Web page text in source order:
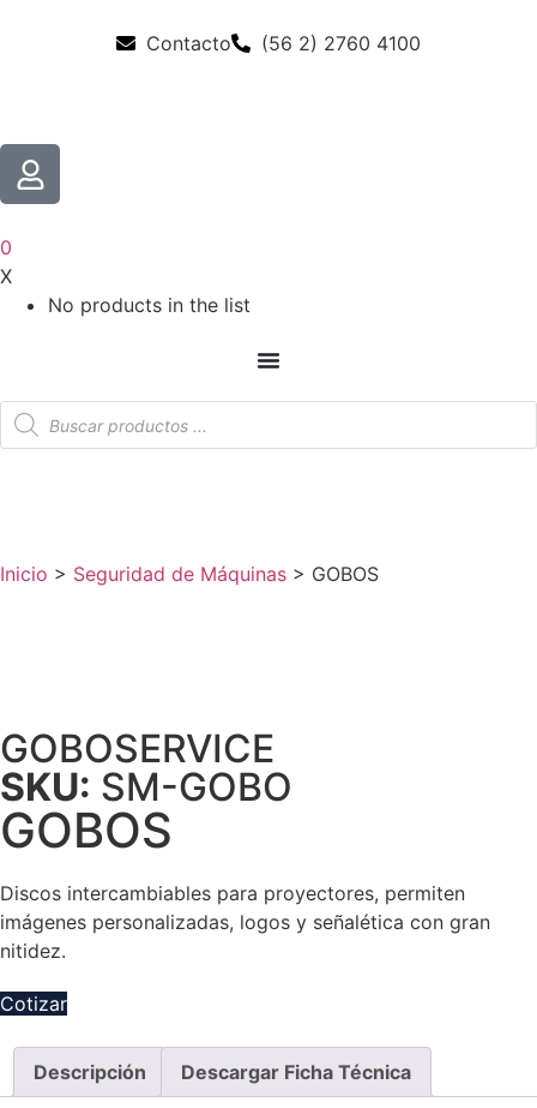
Contacto (56 2) 2760 4100
0
X
No products in the list
Inicio > Seguridad de Máquinas > GOBOS
GOBOSERVICE
SKU: SM-GOBO
GOBOS
Discos intercambiables para proyectores, permiten
imágenes personalizadas, logos y señalética con gran
nitidez.
Cotizar
Descripción Descargar Ficha Técnica